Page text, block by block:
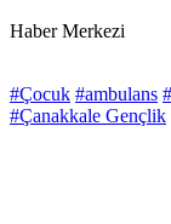
Haber Merkezi
#Çocuk #ambulans
#Çanakkale Gençlik